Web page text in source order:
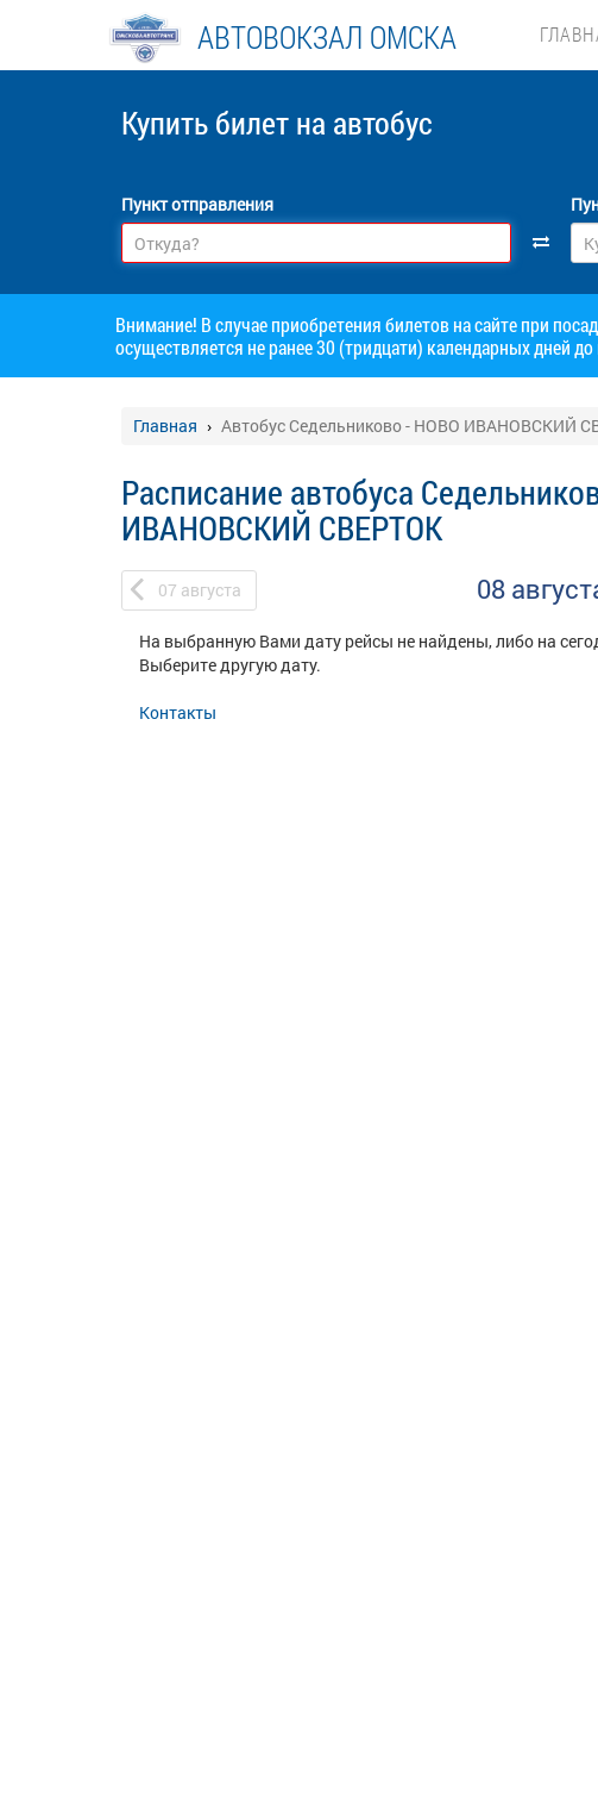
АВТОВОКЗАЛ ОМСКА
Купить билет на автобус
Пункт отправления
Внимание! В случае приобретения билетов на сайте при
осуществляется не ранее 30 (тридцати) календарных дней до
Главная Автобус Седельниково - НОВО ИВАНОВСКИЙ
Расписание автобуса
ИВАНОВСКИЙ СВЕРТОК
07 августа 08
На выбранную Вами дату рейсы не найдены, либо на
Выберите другую дату.
Контакты